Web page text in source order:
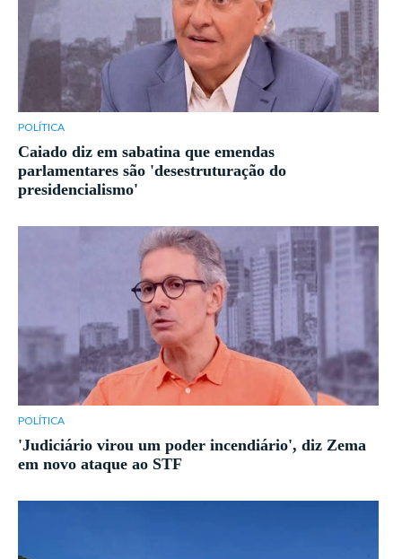
POLÍTICA
Caiado diz em sabatina que emendas
parlamentares são 'desestruturação do
presidencialismo'
POLÍTICA
'Judiciário virou um poder incendiário', diz Zema
em novo ataque ao STF